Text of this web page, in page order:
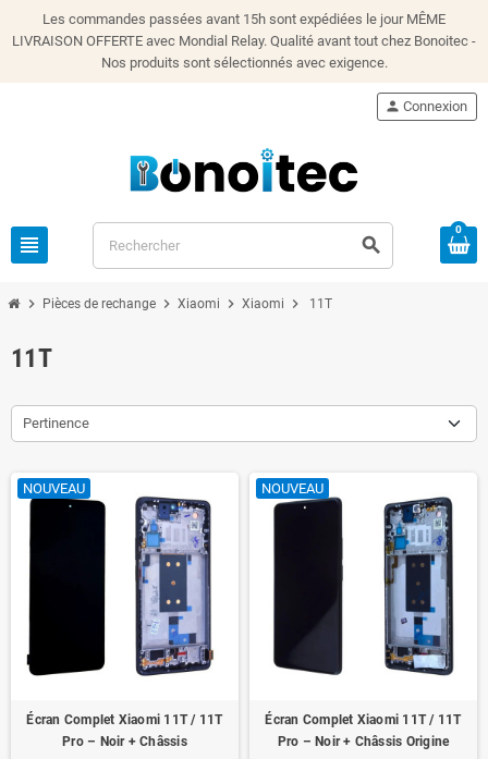
Les commandes passées avant 15h sont expédiées le jour MÊME
LIVRAISON OFFERTE avec Mondial Relay. Qualité avant tout chez Bonoitec -
Nos produits sont sélectionnés avec exigence.
view_headline search
person Connexion
0
chevron_right Pièces de rechange chevron_right Xiaomi chevron_right Xiaomi chevron_right 11T
11T
Pertinence
NOUVEAU
Écran Complet Xiaomi 11T / 11T
Pro – Noir + Châssis
NOUVEAU
Écran Complet Xiaomi 11T / 11T
Pro – Noir + Châssis Origine